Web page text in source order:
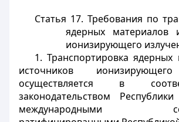
Статья 17. Требования по
ядерных материалов
ионизирующего
1. Транспортировка ядерных
источников
осуществляется в
законодательством
международными